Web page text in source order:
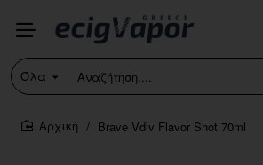
Όλα
Αναζήτηση....
home
Brave Vdlv Flavor Shot 70ml